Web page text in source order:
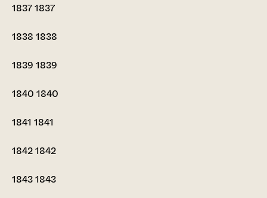
18371837
1838 1838
1839 1839
1840 1840
1841 1841
18421842
18431843